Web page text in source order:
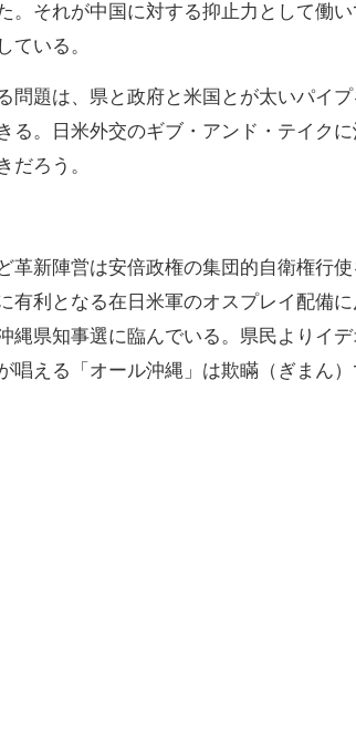
。それが中国に対する抑止力として働い
ている。
問題は、県と政府と米国とが太いパイ
る。日米外交のギブ・アンド・テイク
だろう。
革新陣営は安倍政権の集団的自衛権行
有利となる在日米軍のオスプレイ配備に
縄県知事選に臨んでいる。県民よりイ
唱える「オール沖縄」は欺瞞（ぎまん）